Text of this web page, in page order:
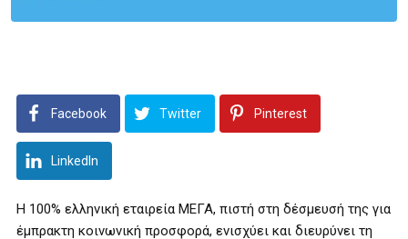
Facebook Twitter Pinterest
LinkedIn
Η 100% ελληνική εταιρεία ΜΕΓΑ, πιστή στη δέσμευσή της για
έμπρακτη κοινωνική προσφορά, ενισχύει και διευρύνει τη